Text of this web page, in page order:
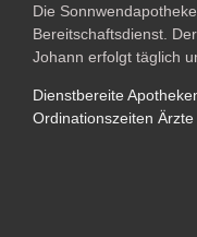
Die
Bereitschaftsdienst.
Johann erfolgt täglich
Dienstbereite
Ordinationszeiten Ärzte